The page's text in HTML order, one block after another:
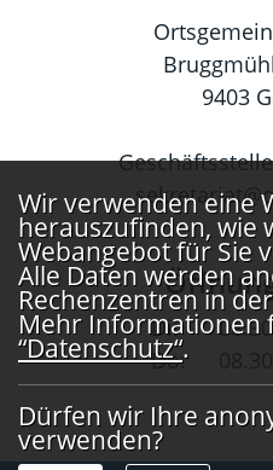
9403
Di:
Do:
Webstatistik
Wir verwenden eine
herauszufinden, wie
Webangebot für Sie
Alle Daten werden
Rechenzentren in
Mehr Informationen
“Datenschutz“.
Dürfen wir Ihre
verwenden?